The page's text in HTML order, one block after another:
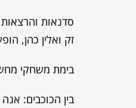
סדנאות והרצאות
זק ואלין כהן,
בימת משחקי